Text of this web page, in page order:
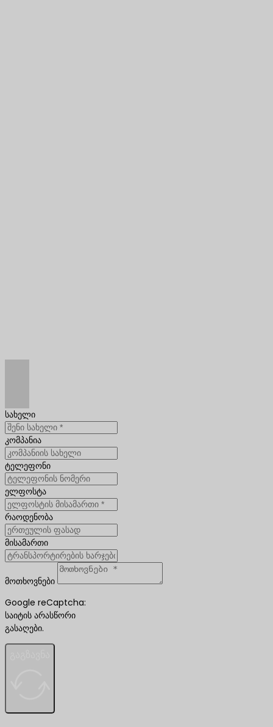
სახელი
კომპანია
ტელეფონი
ელფოსტა
რაოდენობა
მისამართი
მოთხოვნები
Google reCaptcha:
საიტის არასწორი
გასაღები.